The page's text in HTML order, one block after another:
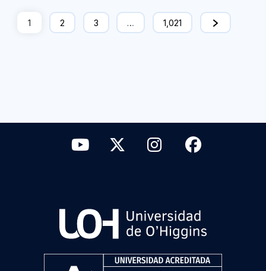
1 2 3 … 1,021